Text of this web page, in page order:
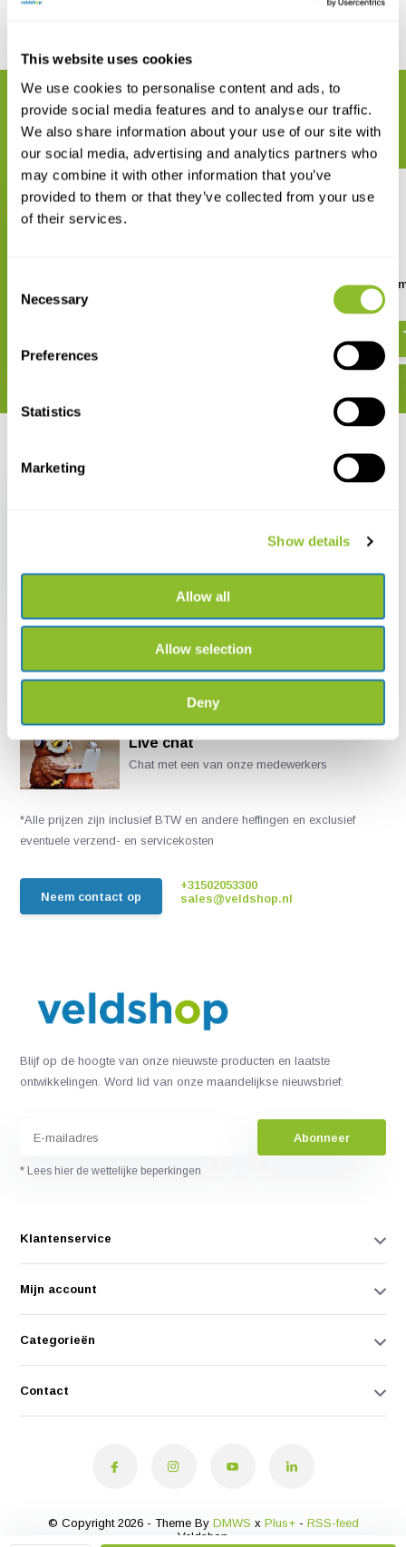
This website uses cookies
We use cookies to personalise content and ads, to
provide social media features and to analyse our traffic.
We also share information about your use of our site with
our social media, advertising and analytics partners who
may combine it with other information that you’ve
provided to them or that they’ve collected from your use
of their services.
Selection
Necessary
Preferences
Statistics
Marketing
Show details
Allow all
Allow selection
Deny
GERELATEERDE PRODUCTEN
Maak uw bestelling compleet
€ 26,95
Live chat
Chat met een van onze medewerkers
*Alle prijzen zijn inclusief BTW en andere heffingen en exclusief
eventuele verzend- en servicekosten
Neem contact op
+31502053300
sales@veldshop.nl
Blijf op de hoogte van onze nieuwste producten en laatste
ontwikkelingen. Word lid van onze maandelijkse nieuwsbrief:
Abonneer
* Lees hier de wettelijke beperkingen
Klantenservice
Mijn account
Categorieën
Contact
© Copyright 2026 - Theme By DMWS x Plus+- RSS-feed
Veldshop